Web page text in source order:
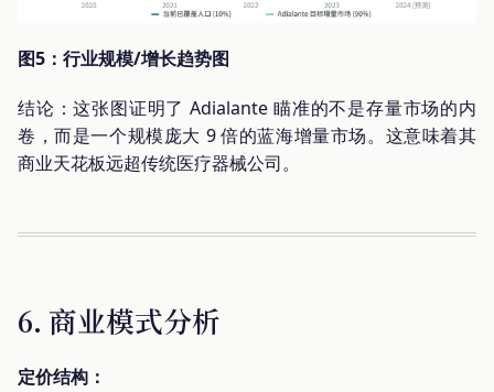
图5：行业规模/增长趋势图
结论：这张图证明了 Adialante 瞄准的不是存量市场的内
卷，而是一个规模庞大 9 倍的蓝海增量市场。这意味着其
商业天花板远超传统医疗器械公司。
6. 商业模式分析
定价结构：